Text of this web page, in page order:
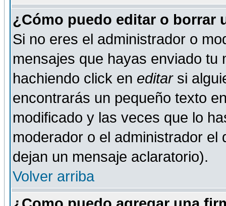
¿Cómo puedo editar o borrar
Si no eres el administrador o
mensajes que hayas enviado tu
hachiendo click en editarsi
encontrarás un pequeño texto
modificado y las veces que lo
moderador o el administrador
dejan un mensaje aclaratorio).
Volver arriba